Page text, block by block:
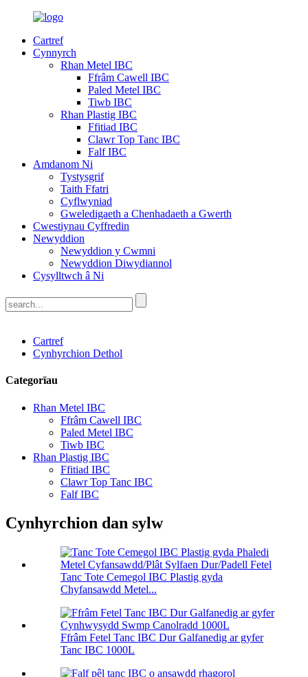
Cartref
Cynnyrch
Rhan Metel IBC
Ffrâm Cawell IBC
Paled Metel IBC
Tiwb IBC
Rhan Plastig IBC
Ffitiad IBC
Clawr Top Tanc IBC
Falf IBC
Amdanom Ni
Tystysgrif
Taith Ffatri
Cyflwyniad
Gweledigaeth a Chenhadaeth a Gwerth
Cwestiynau Cyffredin
Newyddion
Newyddion y Cwmni
Newyddion Diwydiannol
Cysylltwch â Ni
Cartref
Cynhyrchion Dethol
Categorïau
Rhan Metel IBC
Ffrâm Cawell IBC
Paled Metel IBC
Tiwb IBC
Rhan Plastig IBC
Ffitiad IBC
Clawr Top Tanc IBC
Falf IBC
Cynhyrchion dan sylw
Tanc Tote Cemegol IBC Plastig gyda
Chyfansawdd Metel...
Ffrâm Fetel Tanc IBC Dur Galfanedig ar gyfer
Tanc IBC 1000L